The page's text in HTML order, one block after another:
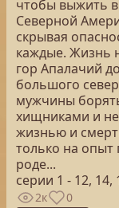
чтобы выжить в
Северной
скрывая
каждые. Жизнь
гор Апалачий
большого
мужчины
хищниками и
жизнью и
только на опыт
роде...
серии 1 - 12, 14,
2к 0